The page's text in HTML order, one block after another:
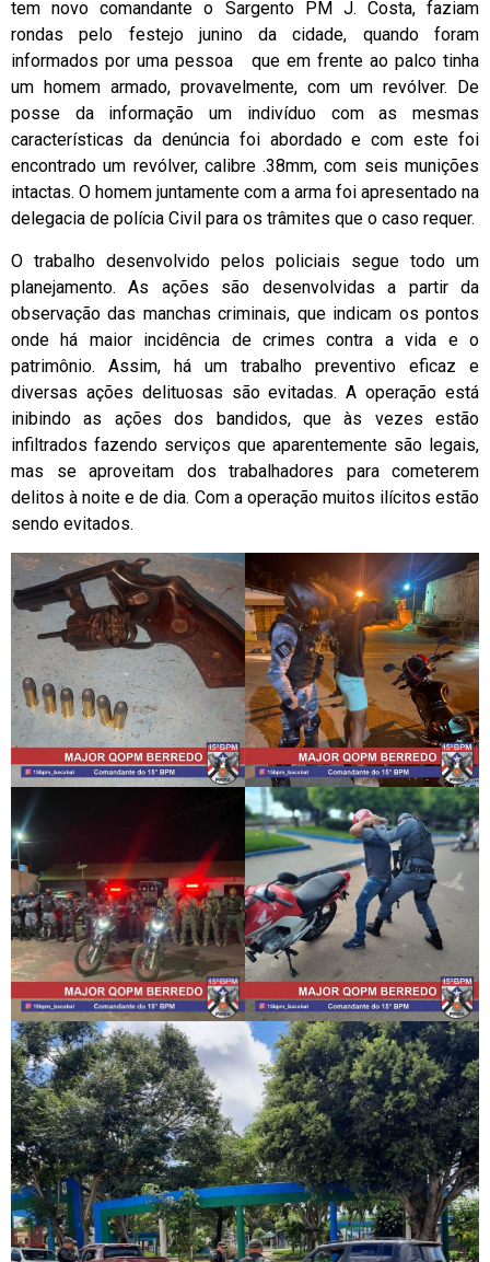
tem novo comandante o Sargento PM J. Costa, faziam
rondas pelo festejo junino da cidade, quando foram
informados por uma pessoa que em frente ao palco tinha
um homem armado, provavelmente, com um revólver. De
posse da informação um indivíduo com as mesmas
características da denúncia foi abordado e com este foi
encontrado um revólver, calibre .38mm, com seis munições
intactas. O homem juntamente com a arma foi apresentado na
delegacia de polícia Civil para os trâmites que o caso requer.
O trabalho desenvolvido pelos policiais segue todo um
planejamento. As ações são desenvolvidas a partir da
observação das manchas criminais, que indicam os pontos
onde há maior incidência de crimes contra a vida e o
patrimônio. Assim, há um trabalho preventivo eficaz e
diversas ações delituosas são evitadas. A operação está
inibindo as ações dos bandidos, que às vezes estão
infiltrados fazendo serviços que aparentemente são legais,
mas se aproveitam dos trabalhadores para cometerem
delitos à noite e de dia. Com a operação muitos ilícitos estão
sendo evitados.